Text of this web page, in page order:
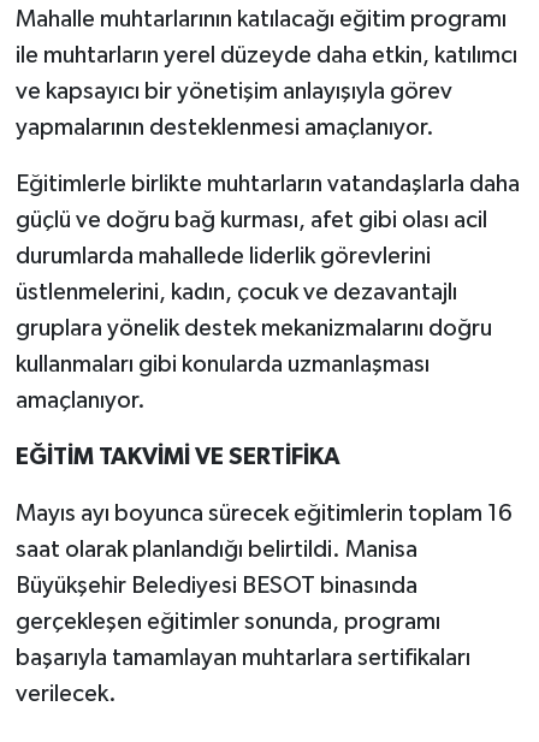
Mahalle muhtarlarının katılacağı eğitim programı
ile muhtarların yerel düzeyde daha etkin, katılımcı
ve kapsayıcı bir yönetişim anlayışıyla görev
yapmalarının desteklenmesi amaçlanıyor.
Eğitimlerle birlikte muhtarların vatandaşlarla daha
güçlü ve doğru bağ kurması, afet gibi olası acil
durumlarda mahallede liderlik görevlerini
üstlenmelerini, kadın, çocuk ve dezavantajlı
gruplara yönelik destek mekanizmalarını doğru
kullanmaları gibi konularda uzmanlaşması
amaçlanıyor.
EĞİTİM TAKVİMİ VE SERTİFİKA
Mayıs ayı boyunca sürecek eğitimlerin toplam 16
saat olarak planlandığı belirtildi. Manisa
Büyükşehir Belediyesi BESOT binasında
gerçekleşen eğitimler sonunda, programı
başarıyla tamamlayan muhtarlara sertifikaları
verilecek.